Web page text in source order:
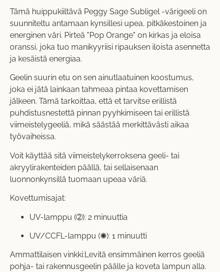
Tämä huippukiiltävä Peggy Sage Subligel -värigeeli on
suunniteltu antamaan kynsillesi upea, pitkäkestoinen ja
energinen väri. Pirteä "Pop Orange" on kirkas ja eloisa
oranssi, joka tuo manikyyriisi ripauksen iloista asennetta
ja kesäistä energiaa.
Geelin suurin etu on sen ainutlaatuinen koostumus,
joka ei jätä lainkaan tahmeaa pintaa kovettamisen
jälkeen. Tämä tarkoittaa, että et tarvitse erillistä
puhdistusnestettä pinnan pyyhkimiseen tai erillistä
viimeistelygeeliä, mikä säästää merkittävästi aikaa
työvaiheissa.
Voit käyttää sitä viimeistelykerroksena geeli- tai
akryylirakenteiden päällä, tai sellaisenaan
luonnonkynsillä tuomaan upeaa väriä.
Kovettumisajat:
UV-lamppu (➁): 2 minuuttia
UV/CCFL-lamppu (✺): 1 minuutti
Ammattilaisen vinkki:Levitä ensimmäinen kerros geeliä
pohja- tai rakennusgeelin päälle ja koveta lampun alla.